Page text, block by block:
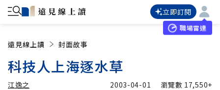
立即訂閱
職場雷達
遠見線上讀 封面故事
科技人上海逐水草
江逸之 2003-04-01 瀏覽數 17,550+